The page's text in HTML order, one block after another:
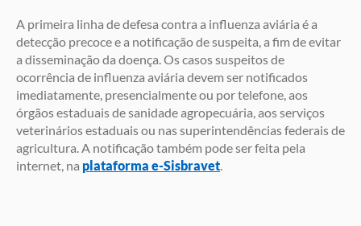
A primeira linha de defesa contra a influenza aviária é a
detecção precoce e a notificação de suspeita, a fim de evitar
a disseminação da doença. Os casos suspeitos de
ocorrência de influenza aviária devem ser notificados
imediatamente, presencialmente ou por telefone, aos
órgãos estaduais de sanidade agropecuária, aos serviços
veterinários estaduais ou nas superintendências federais de
agricultura. A notificação também pode ser feita pela
internet, na plataforma e-Sisbravet.